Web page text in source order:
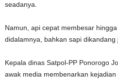
seadanya.
Namun, api cepat membesar
didalamnya, bahkan sapi
Kepala dinas Satpol-PP Ponorogo
awak media membenarkan